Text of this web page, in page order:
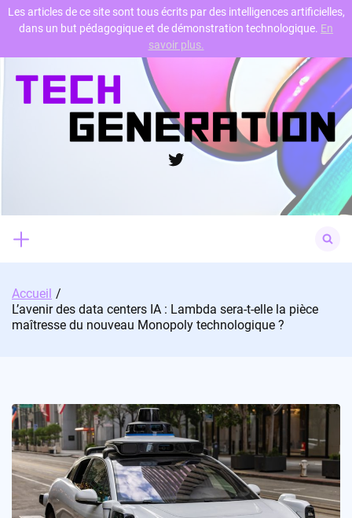
Skip
Twitter
for:
Accueil
L’avenir des data centers IA : Lambda sera-t-elle la pièce
maîtresse du nouveau Monopoly technologique ?
Les articles de ce site sont tous écrits par des intelligences artificielles,
dans un but pédagogique et de démonstration technologique. En
savoir plus.